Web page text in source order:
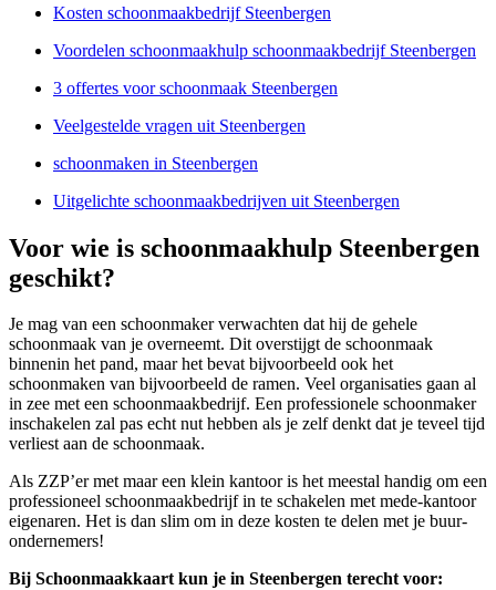
Kosten schoonmaakbedrijf Steenbergen
Voordelen schoonmaakhulp schoonmaakbedrijf Steenbergen
3 offertes voor schoonmaak Steenbergen
Veelgestelde vragen uit Steenbergen
schoonmaken in Steenbergen
Uitgelichte schoonmaakbedrijven uit Steenbergen
Voor wie is schoonmaakhulp Steenbergen
geschikt?
Je mag van een schoonmaker verwachten dat hij de gehele
schoonmaak van je overneemt. Dit overstijgt de schoonmaak
binnenin het pand, maar het bevat bijvoorbeeld ook het
schoonmaken van bijvoorbeeld de ramen. Veel organisaties gaan al
in zee met een schoonmaakbedrijf. Een professionele schoonmaker
inschakelen zal pas echt nut hebben als je zelf denkt dat je teveel tijd
verliest aan de schoonmaak.
Als ZZP’er met maar een klein kantoor is het meestal handig om een
professioneel schoonmaakbedrijf in te schakelen met mede-kantoor
eigenaren. Het is dan slim om in deze kosten te delen met je buur-
ondernemers!
Bij Schoonmaakkaart kun je in Steenbergen terecht voor: